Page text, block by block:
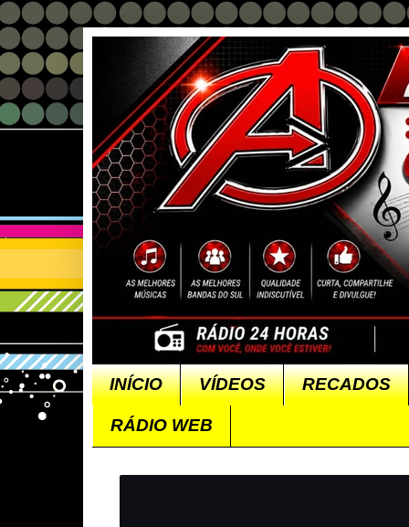
INÍCIO VÍDEOS RECADOS
RÁDIO WEB